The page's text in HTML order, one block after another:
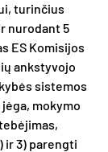
turinčius
nurodant 5
ES Komisijos
ankstyvojo
sistemos
mokymo
ir 3) parengti